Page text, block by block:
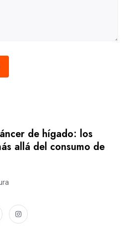
de hígado: los
allá del consumo de